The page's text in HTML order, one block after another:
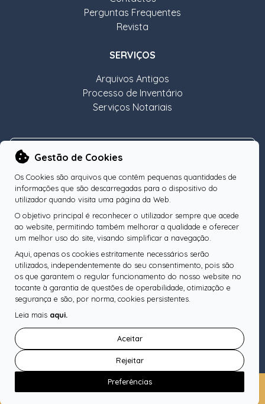
Gestão de Cookies
Os Cookies são arquivos que contêm pequenas quantidades de
informações que são descarregadas para o dispositivo do
utilizador quando visita uma página da Web.
O objetivo principal é reconhecer o utilizador sempre que acede
ao website, permitindo também melhorar a qualidade e oferecer
um melhor uso do site, visando simplificar a navegação.
Aqui, apenas os cookies estritamente necessários serão
utilizados, independentemente do seu consentimento, pois são
os que garantem o regular funcionamento do nosso website no
tocante à garantia de questões de operabilidade, otimização e
segurança e são, por norma, cookies persistentes.
Leia mais aqui.
Aceitar
Rejeitar
Preferências
Perguntas Frequentes
Revista
SERVIÇOS
Arquivos Antigos
Processo de Inventário
Serviços Notariais
NEWSLETTER
Subscreva a nossa Newsletter OK
SIGA-NOS
Pesquise o seu Notário
Copyright © Ordem dos Notários